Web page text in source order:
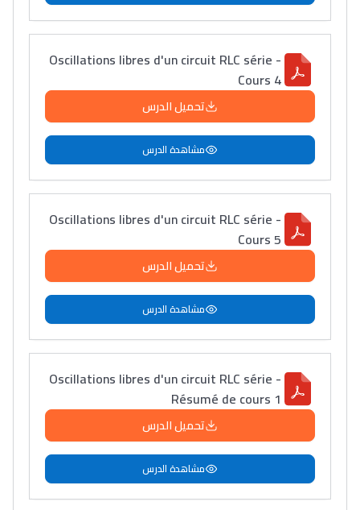
Oscillations libres d'un circuit RLC série -
Cours 4
تحميل الدرس
مشاهدة الدرس
Oscillations libres d'un circuit RLC série -
Cours 5
تحميل الدرس
مشاهدة الدرس
Oscillations libres d'un circuit RLC série -
Résumé de cours 1
تحميل الدرس
مشاهدة الدرس